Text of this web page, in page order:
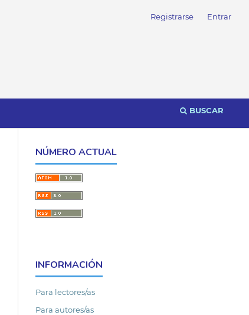
BUSCAR
Registrarse Entrar
NÚMERO ACTUAL
INFORMACIÓN
Para lectores/as
Para autores/as